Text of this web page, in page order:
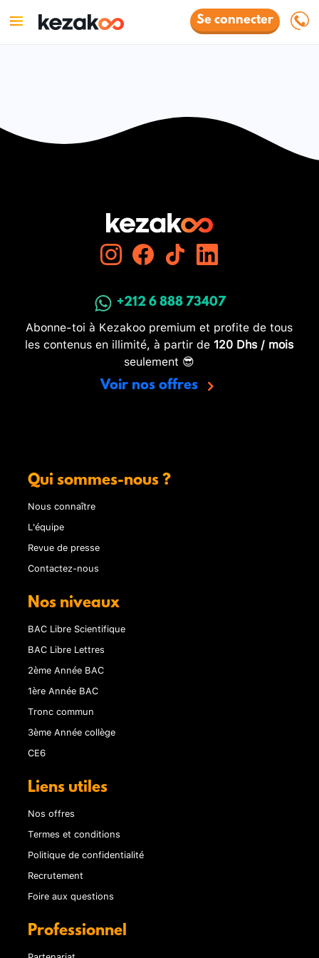
Se connecter
+212 6 888 73407
Abonne-toi à Kezakoo premium et profite de tous
les contenus en illimité, à partir de 120 Dhs / mois
seulement 😎
Voir nos offres
Qui sommes-nous ?
Nous connaître
L'équipe
Revue de presse
Contactez-nous
Nos niveaux
BAC Libre Scientifique
BAC Libre Lettres
2ème Année BAC
1ère Année BAC
Tronc commun
3ème Année collège
CE6
Liens utiles
Nos offres
Termes et conditions
Politique de confidentialité
Recrutement
Foire aux questions
Professionnel